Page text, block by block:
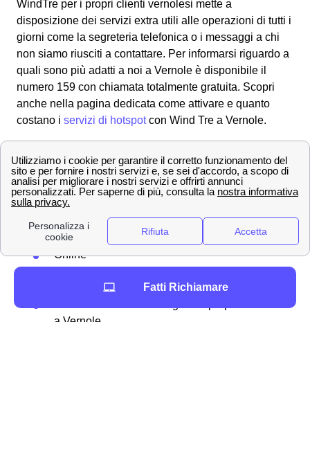
WindTre per i propri clienti vernolesi mette a
disposizione dei servizi extra utili alle operazioni di tutti i
giorni come la segreteria telefonica o i messaggi a chi
non siamo riusciti a contattare. Per informarsi riguardo a
quali sono più adatti a noi a Vernole è disponibile il
numero 159 con chiamata totalmente gratuita. Scopri
anche nella pagina dedicata come attivare e quanto
costano i servizi di hotspotcon Wind Tre a Vernole.
ricaricare a Vernole
Tra i tanti metodo perricaricareil proprio credito
residuo, Wind Tre permette in particolare agli abbonati
vernolesi diverse modalità:
Online
Allo sportello del bancomat
a Vernole
Fatti Richiamare